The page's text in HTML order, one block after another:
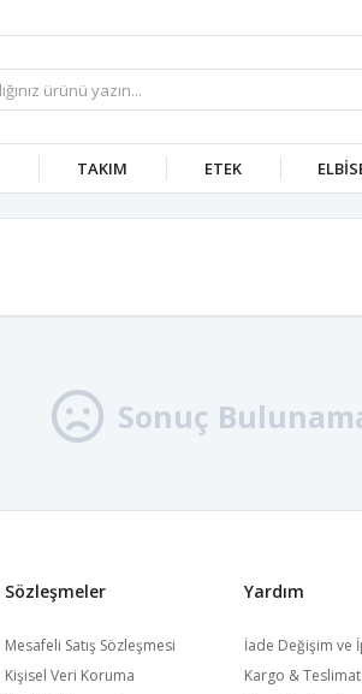
TAKIM ETEK
Sonuç
Sözleşmeler
Mesafeli Satış Sözleşmesi
Kişisel Veri Koruma
Yardım
İade Değişim ve
Kargo & Teslimat